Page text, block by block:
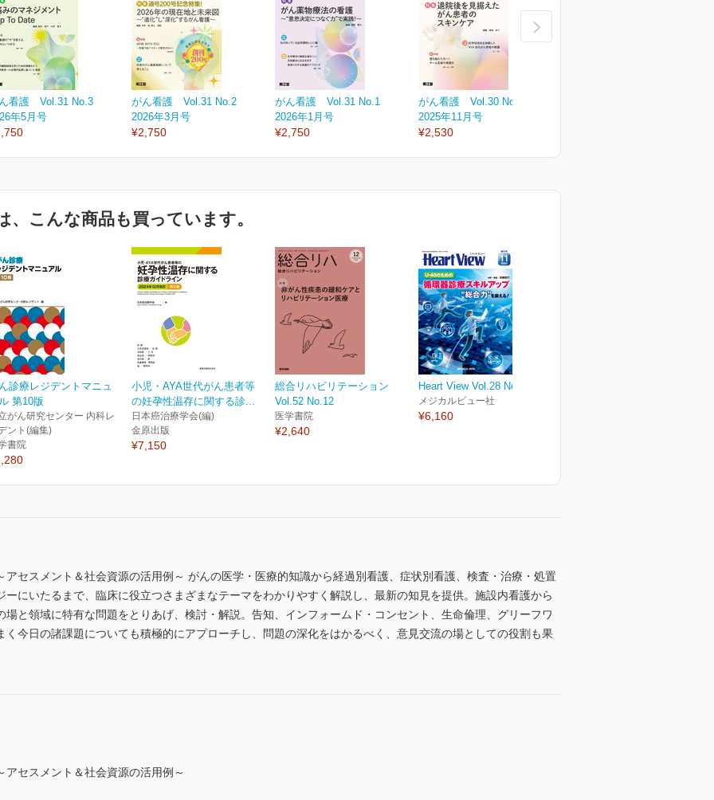
看護 Vol.31 No.3
年5月号
がん看護 Vol.31 No.2
2026年3月号
¥2,750
がん看護 Vol.31 No.1
2026年1月号
¥2,750
がん看護 Vol.30 No.6
2025年11月号
¥2,530
、こんな商品も買っています。
診療レジデントマニュ
第10版
がん研究センター 内科レ
ント(編集)
書院
小児・AYA世代がん患者等
の妊孕性温存に関する診...
日本癌治療学会(編)
金原出版
¥7,150
総合リハビリテーション
Vol.52 No.12
医学書院
¥2,640
Heart View Vol.28 No.12
メジカルビュー社
¥6,160
セスメント＆社会資源の活用例～ がんの医学・医療的知識から経過別看護、症状別看護、検査・治療・処置
にいたるまで、臨床に役立つさまざまなテーマをわかりやすく解説し、最新の知見を提供。施設内看護から
と領域に特有な問題をとりあげ、検討・解説。告知、インフォームド・コンセント、生命倫理、グリーフワ
く今日の諸課題についても積極的にアプローチし、問題の深化をはかるべく、意見交流の場としての役割も果
セスメント＆社会資源の活用例～